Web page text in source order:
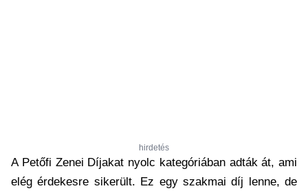
hirdetés
A Petőfi Zenei Díjakat nyolc kategóriában adták át, ami
elég érdekesre sikerült. Ez egy szakmai díj lenne, de